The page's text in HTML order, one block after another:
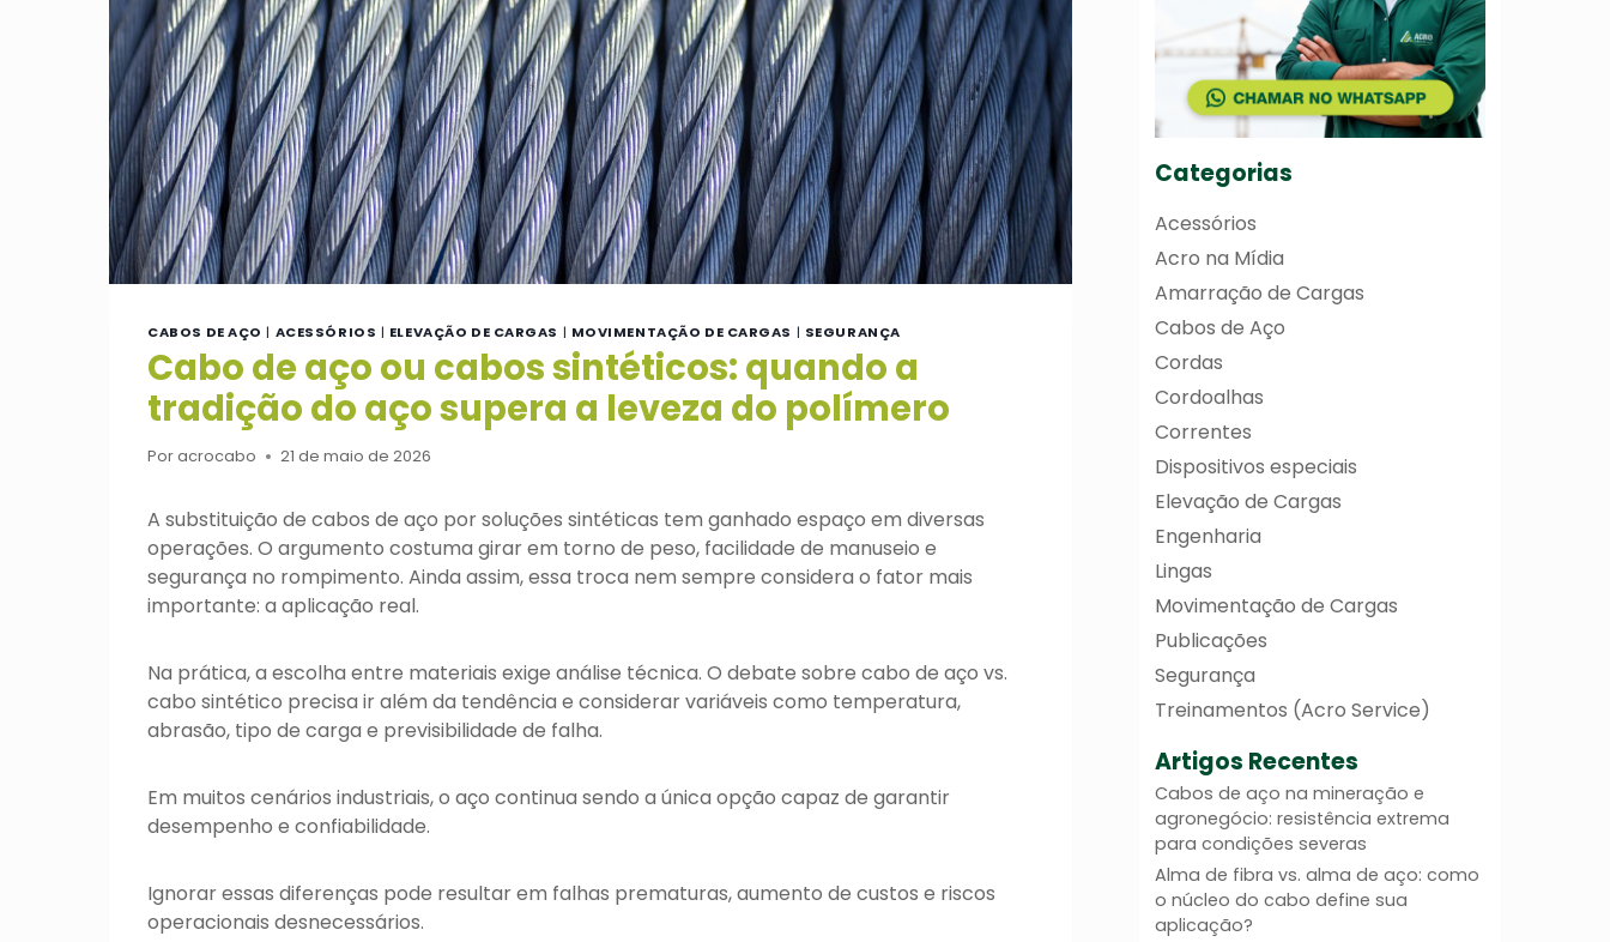
CABOS DE AÇO | ACESSÓRIOS | ELEVAÇÃO DE CARGAS | MOVIMENTAÇÃO DE CARGAS | SEGURANÇA
Cabo de aço ou cabos sintéticos: quando a
tradição do aço supera a leveza do polímero
Poracrocabo 21 de maio de 2026
A substituição de cabos de aço por soluções sintéticas tem ganhado espaço em diversas
operações. O argumento costuma girar em torno de peso, facilidade de manuseio e
segurança no rompimento. Ainda assim, essa troca nem sempre considera o fator mais
importante: a aplicação real.
Na prática, a escolha entre materiais exige análise técnica. O debate sobre cabo de aço vs.
cabo sintético precisa ir além da tendência e considerar variáveis como temperatura,
abrasão, tipo de carga e previsibilidade de falha.
Em muitos cenários industriais, o aço continua sendo a única opção capaz de garantir
desempenho e confiabilidade.
Ignorar essas diferenças pode resultar em falhas prematuras, aumento de custos e riscos
operacionais desnecessários.
Categorias
Acessórios
Acro na Mídia
Amarração de Cargas
Cabos de Aço
Cordas
Cordoalhas
Correntes
Dispositivos especiais
Elevação de Cargas
Engenharia
Lingas
Movimentação de Cargas
Publicações
Segurança
Treinamentos (Acro Service)
Artigos Recentes
Cabos de aço na mineração e
agronegócio: resistência extrema
para condições severas
Alma de fibra vs. alma de aço: como
o núcleo do cabo define sua
aplicação?